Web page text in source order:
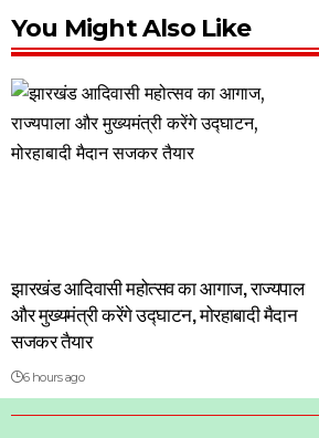
You Might Also Like
झारखंड आदिवासी महोत्सव का आगाज, राज्यपाल
और मुख्यमंत्री करेंगे उद्घाटन, मोरहाबादी मैदान
सजकर तैयार
6 hours ago